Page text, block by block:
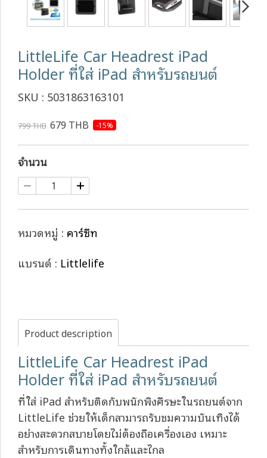
LittleLife Car Headrest iPad
Holder ที่ใส่ iPad สำหรับรถยนต์
SKU : 5031863163101
799 THB 679 THB -15%
จำนวน
หมวดหมู่ : คาร์ซีท
แบรนด์ : Littlelife
Product description
LittleLife Car Headrest iPad
Holder ที่ใส่ iPad สำหรับรถยนต์
ที่ใส่ iPad สำหรับติดกับพนักพิงศีรษะในรถยนต์จาก
LittleLife ช่วยให้เด็กสามารถรับชมความบันเทิงได้
อย่างสะดวกสบายโดยไม่ต้องถือเครื่องเอง เหมาะ
สำหรับการเดินทางทั้งใกล้และไกล